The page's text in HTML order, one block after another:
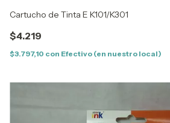
Cartucho de Tinta E K101/K301
$4.219
$3.797,10 con Efectivo (en nuestro local)